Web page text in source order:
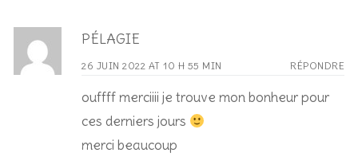
PÉLAGIE
26 JUIN 2022 AT 10 H 55 MIN RÉPONDRE
ouffff merciiii je trouve mon bonheur pour
ces derniers jours
merci beaucoup